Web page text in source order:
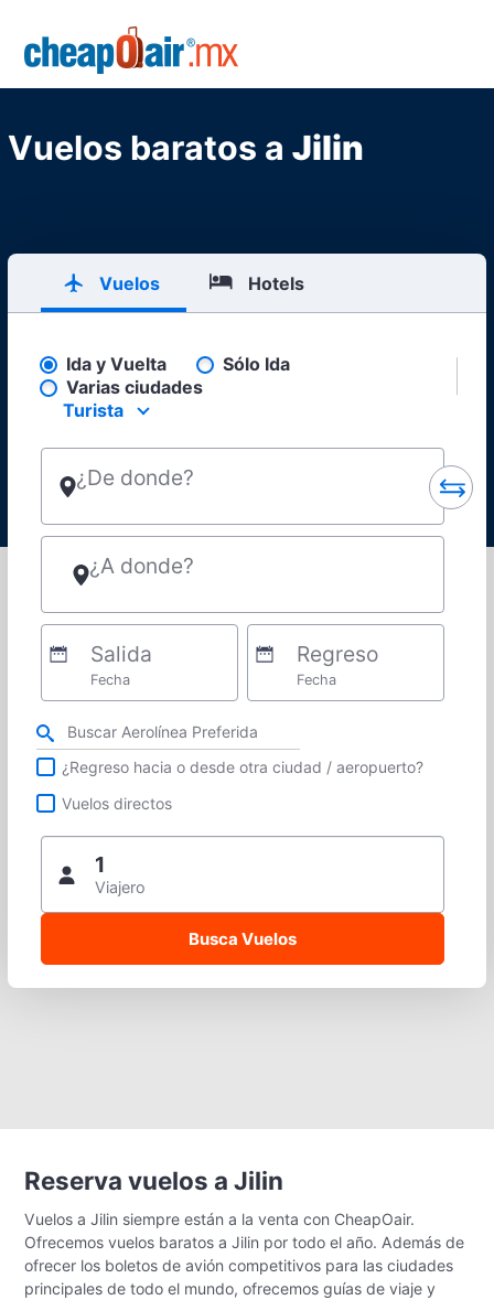
Skip to main content
Vuelos baratos a Jilin
Vuelos Hotels
Pick your flight type
Ida y Vuelta
Sólo Ida
Varias ciudades
Select your preferred seating class.
Turista
¿De donde?
¿A donde?
Salida
Fecha
Regreso
Fecha
Refina tu búsqueda por aerolínea, ciudad o aeropuerto o vuelos directos
¿Regreso hacia o desde otra ciudad / aeropuerto?
Vuelos directos
1
Viajero
Reserva vuelos a Jilin
Vuelos a Jilin siempre están a la venta con CheapOair.
Ofrecemos vuelos baratos a Jilin por todo el año. Además de
ofrecer los boletos de avión competitivos para las ciudades
principales de todo el mundo, ofrecemos guías de viaje y